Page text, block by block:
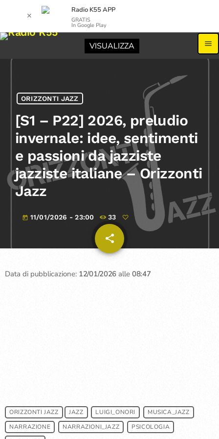
menu
ORIZZONTI JAZZ
[S1 – P22] 2026, preludio
invernale: idee, sentimenti
e passioni da jazziste
jazziste italiane – Orizzonti
Jazz
today 11/01/2026 - 23:00 33
share
email
Data di pubblicazione: 12/01/2026 alle 08:47
ORIZZONTI JAZZ JAZZ LUIGI_ONORI
MUSICA_JAZZ
NARRAZIONE
NARRAZIONI_JAZZ
PSICOLOGIA
✕
Radio K55 APP
GRATIS
In Google Play
VISUALIZZA